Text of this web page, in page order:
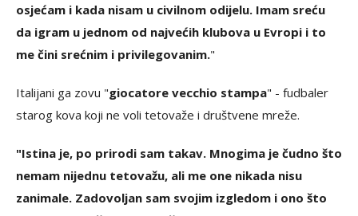
osjećam i kada nisam u civilnom odijelu. Imam sreću
da igram u jednom od najvećih klubova u Evropi i to
me čini srećnim i privilegovanim."
Italijani ga zovu "giocatore vecchio stampa" - fudbaler
starog kova koji ne voli tetovaže i društvene mreže.
"Istina je, po prirodi sam takav. Mnogima je čudno što
nemam nijednu tetovažu, ali me one nikada nisu
zanimale. Zadovoljan sam svojim izgledom i ono što